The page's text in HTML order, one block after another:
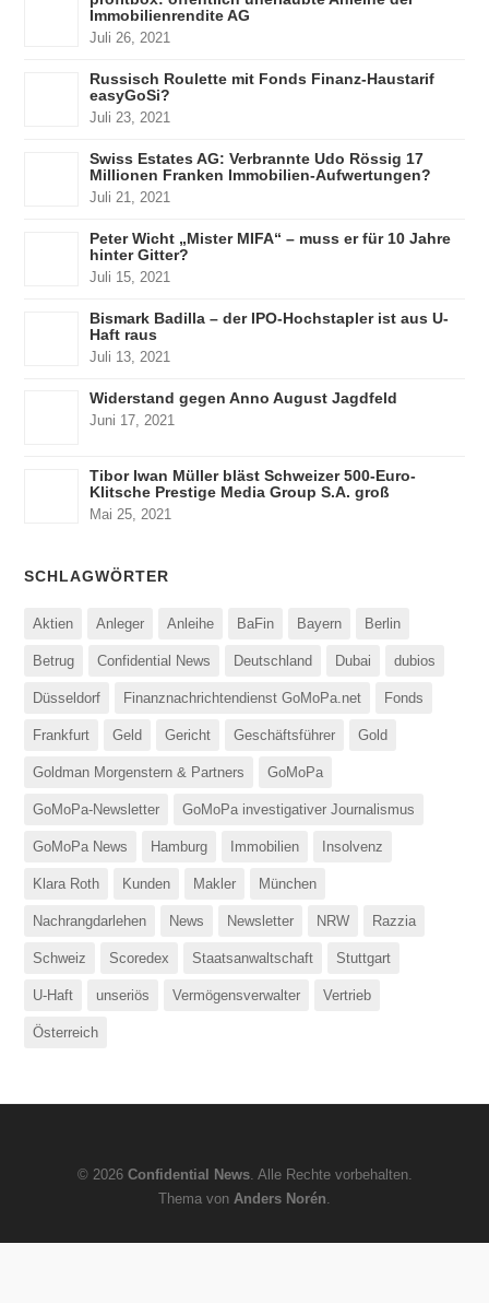
Immobilienrendite AG
Juli 26, 2021
Russisch Roulette mit Fonds Finanz-Haustarif
easyGoSi?
Juli 23, 2021
Swiss Estates AG: Verbrannte Udo Rössig 17
Millionen Franken Immobilien-Aufwertungen?
Juli 21, 2021
Peter Wicht „Mister MIFA“ – muss er für 10 Jahre
hinter Gitter?
Juli 15, 2021
Bismark Badilla – der IPO-Hochstapler ist aus U-
Haft raus
Juli 13, 2021
Widerstand gegen Anno August Jagdfeld
Juni 17, 2021
Tibor Iwan Müller bläst Schweizer 500-Euro-
Klitsche Prestige Media Group S.A. groß
Mai 25, 2021
SCHLAGWÖRTER
Aktien Anleger Anleihe BaFin Bayern Berlin
Betrug Confidential News Deutschland Dubai dubios
Düsseldorf Finanznachrichtendienst GoMoPa.net Fonds
Frankfurt Geld Gericht Geschäftsführer Gold
Goldman Morgenstern & Partners GoMoPa
GoMoPa-Newsletter GoMoPa investigativer Journalismus
GoMoPa News Hamburg Immobilien Insolvenz
Klara Roth Kunden Makler München
Nachrangdarlehen News Newsletter NRW Razzia
Schweiz Scoredex Staatsanwaltschaft Stuttgart
U-Haft unseriös Vermögensverwalter Vertrieb
Österreich
© 2026 Confidential News. Alle Rechte vorbehalten.
Thema von Anders Norén.